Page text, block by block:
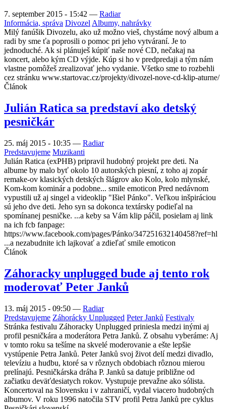
7. september 2015 - 15:42 — Radiar
Informácia, správa Divozel Albumy, nahrávky
Milý fanúšik Divozelu, ako už možno vieš, chystáme nový album a
radi by sme ťa poprosili o pomoc pri jeho vytváraní. Je to
jednoduché. Ak si plánuješ kúpiť naše nové CD, nečakaj na
koncert, alebo kým CD výjde. Kúp si ho v predpredaji a tým nám
vlastne pomôžeš zrealizovať jeho vydanie. Všetko sme to rozbehli
cez stránku www.startovac.cz/projekty/divozel-nove-cd-klip-aturne/
Článok
Julián Ratica sa predstaví ako detský
pesničkár
25. máj 2015 - 10:35 — Radiar
Predstavujeme Muzikanti
Julián Ratica (exPHB) pripravil hudobný projekt pre deti. Na
albume by malo byť okolo 10 autorských piesní, z toho aj zopár
remake-ov klasických detských šlágrov ako Kolo, kolo mlynské,
Kom-kom kominár a podobne... smile emoticon Pred nedávnom
vypustili už aj singel a videoklip "Išiel Pánko". Veľkou inšpiráciou
sú jeho dve deti. Jeho syn sa dokonca textársky podieľal na
spomínanej pesničke. ...a keby sa Vám klip páčil, posielam aj link
na ich fcb fanpage:
https://www.facebook.com/pages/Pánko/347251632140458?ref=hl
...a nezabudnite ich lajkovať a zdieľať smile emoticon
Článok
Záhoracky unplugged bude aj tento rok
moderovať Peter Janků
13. máj 2015 - 09:50 — Radiar
Predstavujeme Záhorácky Unplugged Peter Janků Festivaly
Stránka festivalu Záhoracky Unplugged priniesla medzi inými aj
profil pesničkára a moderátora Petra Janků. Z obsahu vyberáme: Aj
v tomto roku sa tešíme na skvelé moderovanie a ešte lepšie
vystúpenie Petra Janků. Peter Janků svoj život delí medzi divadlo,
televíziu a hudbu, ktoré sa v rôznych obdobiach rôznou mierou
prelínajú. Pesničkárska dráha P. Janků sa datuje približne od
začiatku deväťdesiatych rokov. Vystupuje prevažne ako sólista.
Koncertoval na Slovensku i v zahraničí, vydal viacero hudobných
albumov. V roku 1996 natočila STV profil Petra Janků pre cyklus